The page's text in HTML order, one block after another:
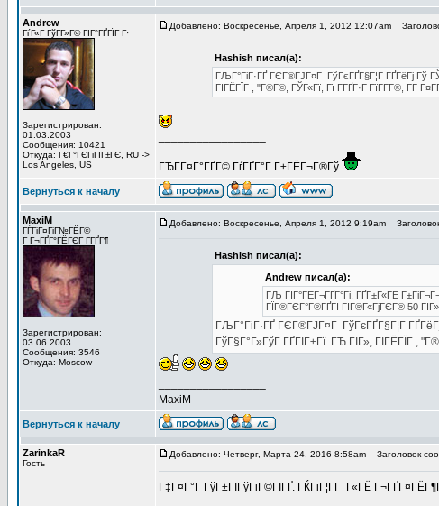
Andrew
ГѓГ«Г ГўГ­Г»Г© ГІГ°ГҐГЇГ Г·
Зарегистрирован:
01.03.2003
Сообщения: 10421
Откуда: Г€Г°ГЄГіГІГ±ГЄ, RU ->
Los Angeles, US
Добавлено: Воскресенье, Апреля 1, 2012 12:07am
Hashish писал(а):
ГЉГ°ГіГ·ГҐ ГЄГ®ГЈГ¤Г ГўГєГҐГ§Г¦Г ГҐГёГј Гў
ГІГЁГЇГ , "Г®Г©, ГЎГ«Гї, Гї Г­ГҐГ·Г ГїГ­Г­Г®, Г­Г
ГЂГ­Г¤Г°ГҐГ© ГѓГҐГ°Г Г±ГЁГ¬Г®Гў
Вернуться к началу
MaxiM
ГЃГіГ¤ГіГ№ГЁГ©
Г Г¬ГҐГ°ГЁГЄГ Г­ГҐГ¶
Зарегистрирован:
03.06.2003
Сообщения: 3546
Откуда: Moscow
Добавлено: Воскресенье, Апреля 1, 2012 9:19am
Hashish писал(а):
Andrew писал(а):
ГЉ ГЇГ°ГЁГ¬ГҐГ°Гі, ГҐГ±Г«ГЁ
ГЇГ®ГЄГ°Г®ГҐГІ ГІГ®Г«ГјГЄГ® 50
ГЉГ°ГіГ·ГҐ ГЄГ®ГЈГ¤Г ГўГєГҐГ§Г¦Г
ГўГ§Г°Г»ГўГ ГҐГІГ±Гї. ГЂ ГІГ», ГІГЁГЇГ ,
MaxiM
Вернуться к началу
ZarinkaR
Гость
Добавлено: Четверг, Марта 24, 2016 8:58am Заголовок
Г‡Г¤Г°Г ГўГ±ГІГўГіГ©ГІГҐ. ГЌГіГ¦Г­Г Г«ГЁ